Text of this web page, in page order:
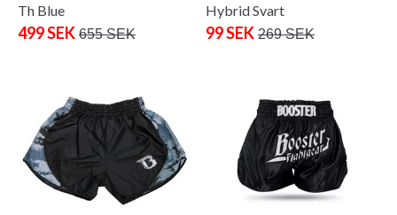
Th Blue
499 SEK 655 SEK
Hybrid Svart
99 SEK 269 SEK